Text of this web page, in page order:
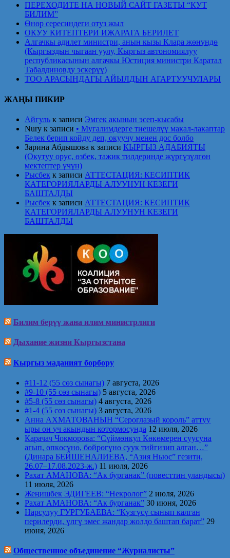
ПЕРЕХОДИТЕ НА НОВЫЙ САЙТ ГАЗЕТЫ “КУТ
БИЛИМ”
Өнөр сересиндеги отуз жыл
ОКУУ КИТЕПТЕРИ ИЖАРАГА БЕРИЛЕТ
Алгачкы адилет министри, анын кызы Клара жөнүндө
(Кыргыздын чыгаан уулу, Кыргыз автономиялуу
республикасынын алгачкы Юстиция министри Каратал
Табалдиновду эскерүү)
ТОО АРАСЫНДАГЫ АЙЫЛДЫН АГАРТУУЧУЛАРЫ
ЖАҢЫ ПИКИР
Айгуль к записи Эмгек акынын эсеп-кысабы
Nury к записи • Мугалимдерге тиешелүү макал-лакаптар
Белек берип койду деп, окуучу менен дос болбо
Зарина Абдышова к записи КЫРГЫЗ АДАБИЯТЫ
(Окутуу орус, өзбек, тажик тилдеринде жүргүзүлгөн
мектептер үчүн)
Рысбек к записи АТТЕСТАЦИЯ: КЕСИПТИК
КАТЕГОРИЯЛАРДЫ АЛУУНУН КЕЗЕГИ
БАШТАЛДЫ
Рысбек к записи АТТЕСТАЦИЯ: КЕСИПТИК
КАТЕГОРИЯЛАРДЫ АЛУУНУН КЕЗЕГИ
БАШТАЛДЫ
Билим берүү жана илим министрлиги
Дыхание жизни Кыргызстана
Кыргыз маданият борбору
#11-12 (55 сөз сынагы) 7 августа, 2026
#9-10 (55 сөз сынагы) 5 августа, 2026
#5-8 (55 сөз сынагы) 4 августа, 2026
#1-4 (55 сөз сынагы) 3 августа, 2026
Анна АХМАТОВАНЫН “Сероглазый король” аттуу
ыры он үч акындын котормосунда 12 июля, 2026
Карачач Чокморова: “Сүймөнкул Көкөмерен суусуна
агып, өпкөсүнө, бөйрөгүнө суук тийгизип алган…”
(Динара БЕЙШЕНАЛИЕВА, “Азия Ньюс” гезити,
26.07–17.08.2023-ж.) 11 июля, 2026
Рахат АМАНОВА: “Ак бурганак” (повесттин уландысы)
11 июля, 2026
Жеңишбек ЭДИГЕЕВ: “Некролог” 2 июля, 2026
Рахат АМАНОВА: “Ак бурганак” 30 июня, 2026
Нарсулуу ГУРГУБАЕВА: “Күзгүсү сынып калган
перилерди, үлгү эмес жандар жолдо баштап барат” 29
июня, 2026
Общественное объединение “Журналисты”